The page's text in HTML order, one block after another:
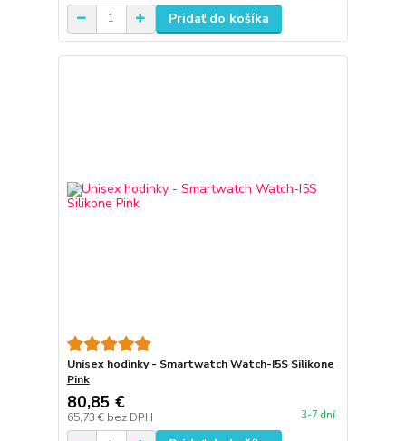
Pridať do košíka
Unisex hodinky - Smartwatch Watch-I5S Silikone
Pink
80,85 €
65,73 € bez DPH 3-7 dní